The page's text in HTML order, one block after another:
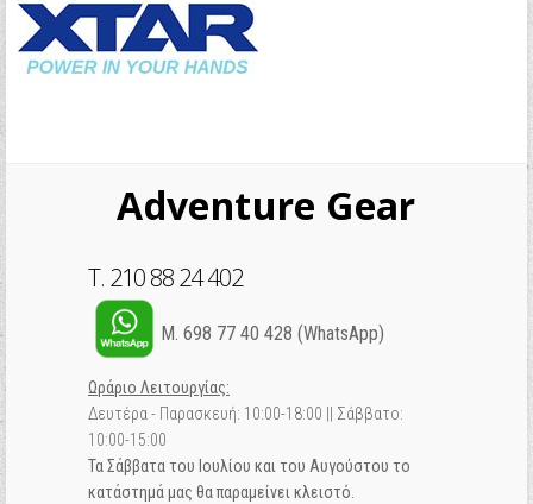
Adventure Gear
T. 210 88 24 402
M. 698 77 40 428 (WhatsApp)
Ωράριο Λειτουργίας:
Δευτέρα - Παρασκευή: 10:00-18:00 || Σάββατο:
10:00-15:00
Τα Σάββατα του Ιουλίου και του Αυγούστου το
κατάστημά μας θα παραμείνει κλειστό.